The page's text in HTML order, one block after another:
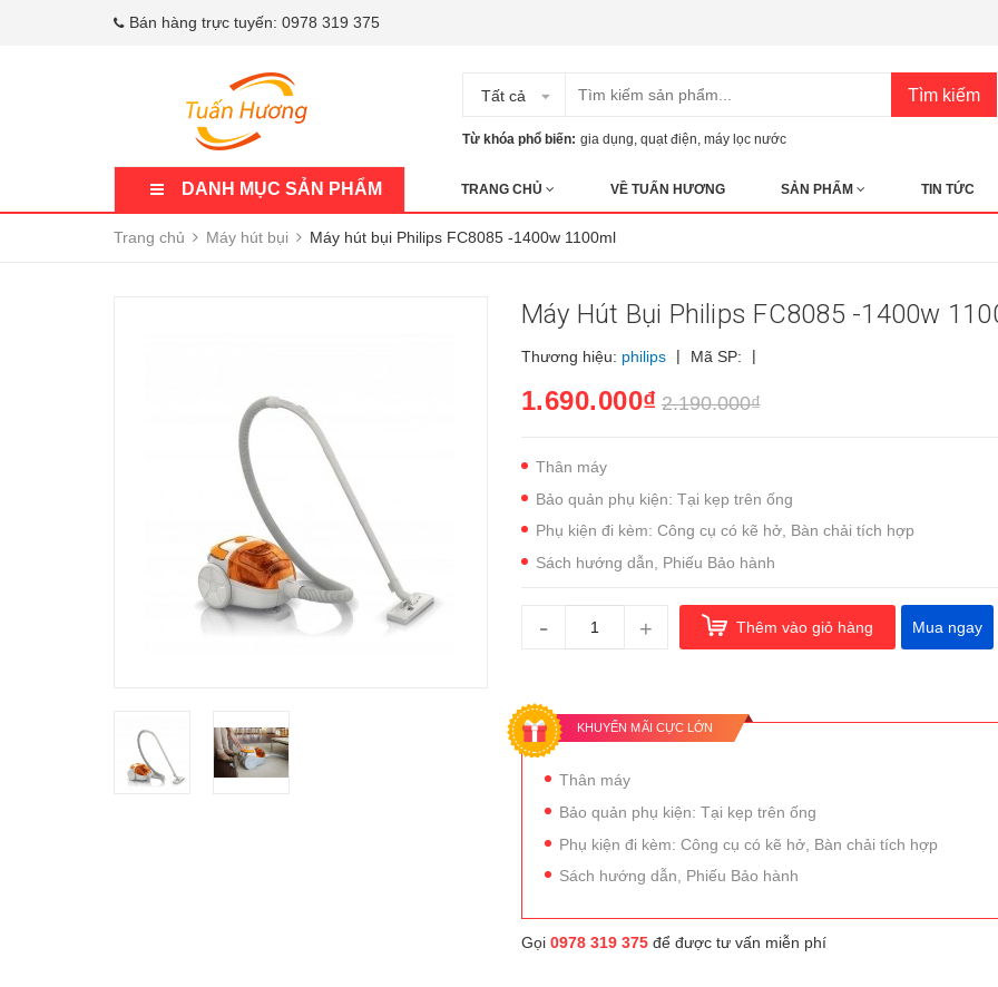
Bán hàng trực tuyến: 0978 319 375
Tất cả Tìm kiếm
Từ khóa phổ biến: gia dụng, quạt điện, máy lọc nước
DANH MỤC SẢN PHẨM TRANG CHỦ VỀ TUẤN HƯƠNG SẢN PHẨM TIN TỨC
Trang chủ Máy hút bụi Máy hút bụi Philips FC8085 -1400w 1100ml
Máy Hút Bụi Philips FC8085 -1400w
Thương hiệu: philips | Mã SP: |
1.690.000₫ 2.190.000₫
Thân máy
Bảo quản phụ kiện: Tại kẹp trên ống
Phụ kiện đi kèm: Công cụ có kẽ hở, Bàn chải tích hợp
Sách hướng dẫn, Phiếu Bảo hành
- + Thêm vào giỏ hàng Mua ngay
KHUYẾN MÃI CỰC LỚN
Thân máy
Bảo quản phụ kiện: Tại kẹp trên ống
Phụ kiện đi kèm: Công cụ có kẽ hở, Bàn chải tích hợp
Sách hướng dẫn, Phiếu Bảo hành
Gọi 0978 319 375để được tư vấn miễn phí